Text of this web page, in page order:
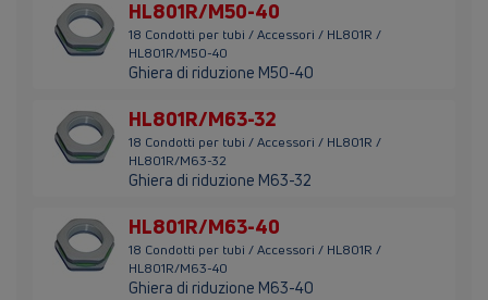
HL801R/M50-40
18 Condotti per tubi / Accessori / HL801R /
HL801R/M50-40
Ghiera di riduzione M50-40
HL801R/M63-32
18 Condotti per tubi / Accessori / HL801R /
HL801R/M63-32
Ghiera di riduzione M63-32
HL801R/M63-40
18 Condotti per tubi / Accessori / HL801R /
HL801R/M63-40
Ghiera di riduzione M63-40